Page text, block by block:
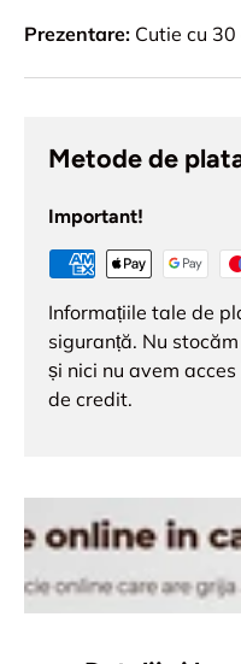
Prezentare: Cutie cu
Metode de
Important!
Informațiile tale de
siguranță. Nu
și nici nu avem
de credit.